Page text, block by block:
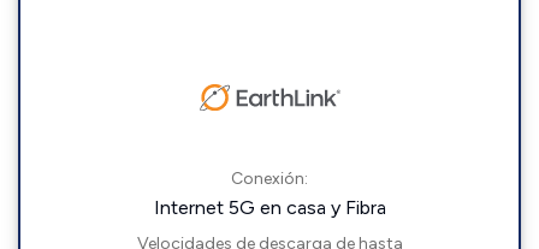
Conexión:
Internet 5G en casa y Fibra
Velocidades de descarga de hasta